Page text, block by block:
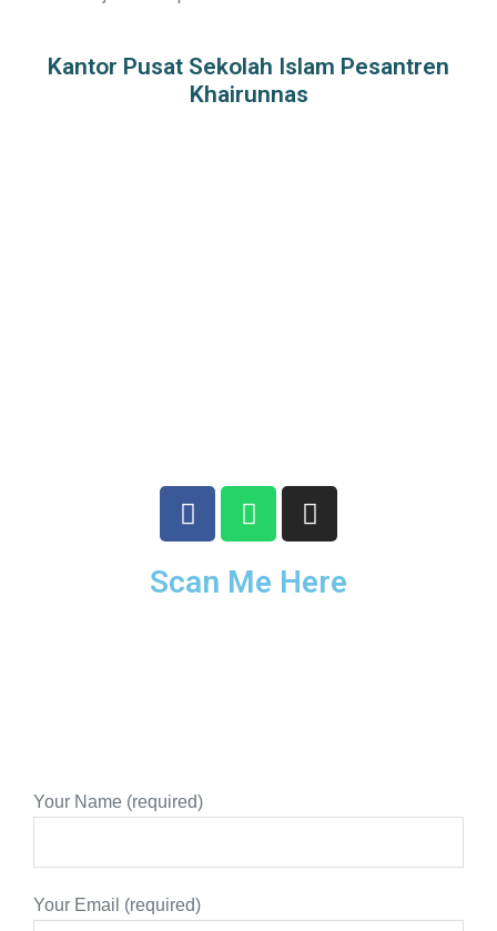
Kantor Pusat Sekolah Islam Pesantren
Khairunnas
Scan Me Here
Your Name (required)
Your Email (required)